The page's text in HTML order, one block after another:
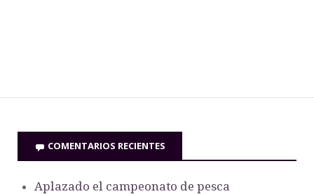
COMENTARIOS RECIENTES
Aplazado el campeonato de pesca